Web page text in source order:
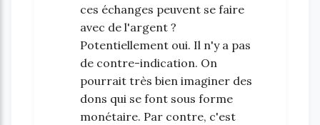
ces échanges peuvent se faire
avec de l'argent ?
Potentiellement oui. Il n'y a pas
de contre-indication. On
pourrait très bien imaginer des
dons qui se font sous forme
monétaire. Par contre, c'est